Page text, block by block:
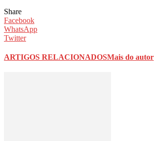
Share
Facebook
WhatsApp
Twitter
ARTIGOS RELACIONADOSMais do autor